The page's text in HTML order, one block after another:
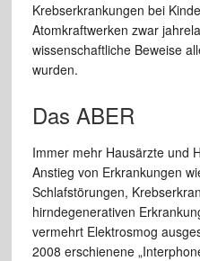
Krebserkrankungen bei
Atomkraftwerken zwar
wissenschaftliche Beweise
wurden.
Das ABER
Immer mehr Hausärzte und
Anstieg von Erkrankungen
Schlafstörungen,
hirndegenerativen
vermehrt Elektrosmog
2008 erschienene